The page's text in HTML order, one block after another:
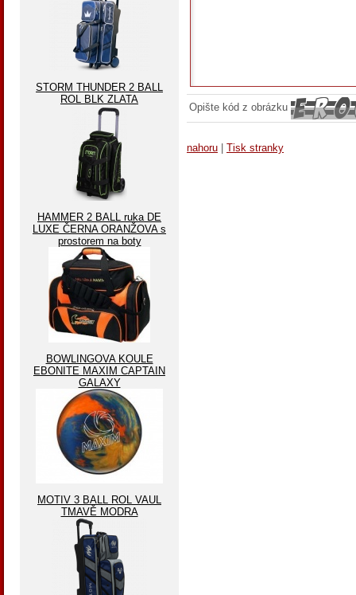
Opište kód z obrázku
nahoru Tisk stranky
STORM THUNDER 2 BALL
ROL BLK ZLATA
HAMMER 2 BALL ruka DE
LUXE ČERNA ORANŽOVA s
prostorem na boty
BOWLINGOVA KOULE
EBONITE MAXIM CAPTAIN
GALAXY
MOTIV 3 BALL ROL VAUL
TMAVĚ MODRA